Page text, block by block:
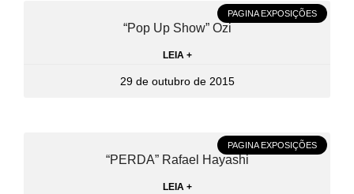
PAGINA EXPOSIÇÕES
“Pop Up Show” Ozi
LEIA +
29 de outubro de 2015
PAGINA EXPOSIÇÕES
“PERDA” Rafael Hayashi
LEIA +